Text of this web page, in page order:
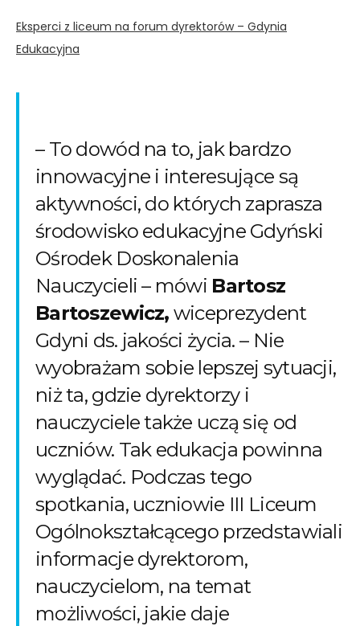
Eksperci z liceum na forum dyrektorów – Gdynia
Edukacyjna
– To dowód na to, jak bardzo
innowacyjne i interesujące są
aktywności, do których zaprasza
środowisko edukacyjne Gdyński
Ośrodek Doskonalenia
Nauczycieli – mówi Bartosz
Bartoszewicz, wiceprezydent
Gdyni ds. jakości życia. – Nie
wyobrażam sobie lepszej sytuacji,
niż ta, gdzie dyrektorzy i
nauczyciele także uczą się od
uczniów. Tak edukacja powinna
wyglądać. Podczas tego
spotkania, uczniowie III Liceum
Ogólnokształcącego przedstawiali
informacje dyrektorom,
nauczycielom, na temat
możliwości, jakie daje